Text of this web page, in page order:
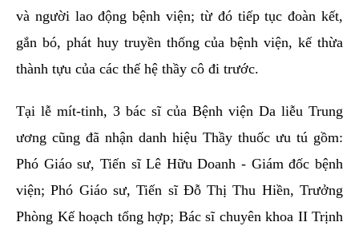
và người lao động bệnh viện; từ đó tiếp tục đoàn kết,
gắn bó, phát huy truyền thống của bệnh viện, kế thừa
thành tựu của các thế hệ thầy cô đi trước.
Tại lễ mít-tinh, 3 bác sĩ của Bệnh viện Da liễu Trung
ương cũng đã nhận danh hiệu Thầy thuốc ưu tú gồm:
Phó Giáo sư, Tiến sĩ Lê Hữu Doanh - Giám đốc bệnh
viện; Phó Giáo sư, Tiến sĩ Đỗ Thị Thu Hiền, Trưởng
Phòng Kế hoạch tổng hợp; Bác sĩ chuyên khoa II Trịnh